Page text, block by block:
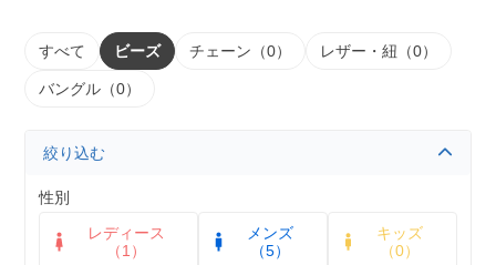
すべて ビーズ チェーン（0） レザー・紐（0）
バングル（0）
絞り込む
性別
レディース
（1）
メンズ
（5）
キッズ
（0）